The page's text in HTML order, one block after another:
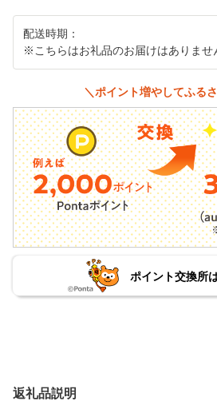
配送時期：
※こちらはお礼品のお届けはありませ
＼ポイント増やしてふる
ポイント交換所
返礼品説明